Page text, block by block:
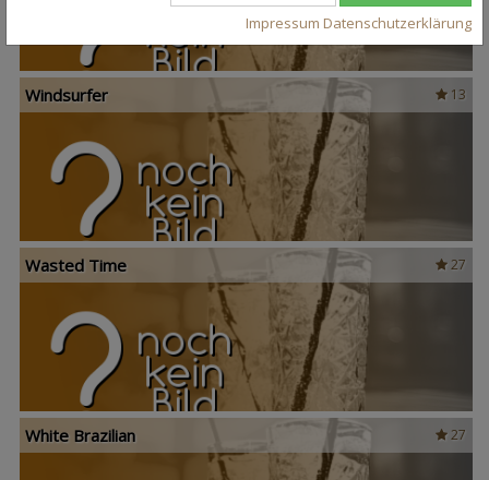
13
Windsurfer
27
Wasted Time
27
White Brazilian
Impressum Datenschutzerklärung